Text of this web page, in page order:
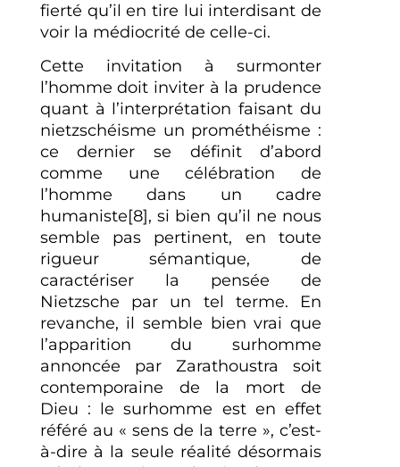
fierté qu’il en tire lui interdisant de
voir la médiocrité de celle-ci.
Cette invitation à surmonter
l’homme doit inviter à la prudence
quant à l’interprétation faisant du
nietzschéisme un prométhéisme :
ce dernier se définit d’abord
comme une célébration de
l’homme dans un cadre
humaniste[8], si bien qu’il ne nous
semble pas pertinent, en toute
rigueur sémantique, de
caractériser la pensée de
Nietzsche par un tel terme. En
revanche, il semble bien vrai que
l’apparition du surhomme
annoncée par Zarathoustra soit
contemporaine de la mort de
Dieu : le surhomme est en effet
référé au « sens de la terre », c’est-
à-dire à la seule réalité désormais